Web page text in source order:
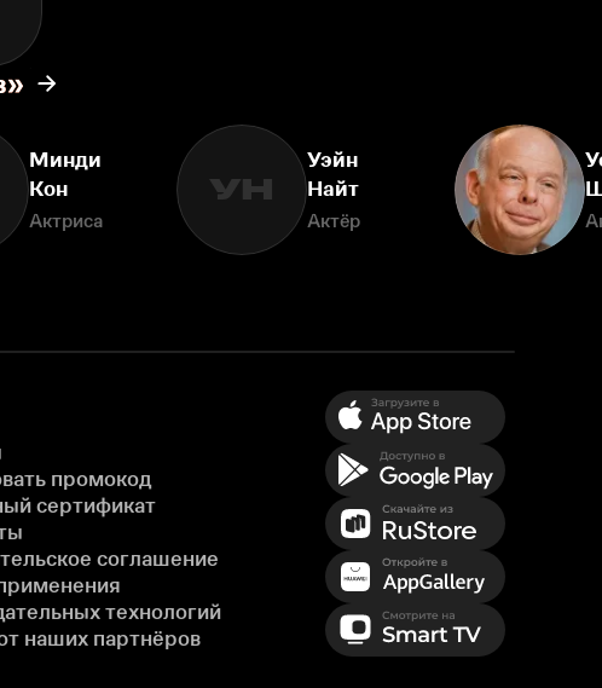
Минди
Кон
Актриса
УН
Уэйн
Найт
Актёр
промокод
сертификат
соглашение
технологий
наших партнёров